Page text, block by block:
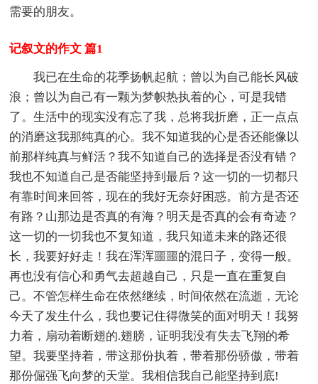
需要的朋友。
记叙文的作文 篇1
我已在生命的花季扬帆起航；曾以为自己能长风破
浪；曾以为自己有一颗为梦帜热执着的心，可是我错
了。生活中的现实没有忘了我，总将我折磨，正一点点
的消磨这我那纯真的心。我不知道我的心是否还能像以
前那样纯真与鲜活？我不知道自己的选择是否没有错？
我也不知道自己是否能坚持到最后？这一切的一切都只
有靠时间来回答，现在的我好无奈好困惑。前方是否还
有路？山那边是否真的有海？明天是否真的会有奇迹？
这一切的一切我也不复知道，我只知道未来的路还很
长，我要好好走！我在浑浑噩噩的混日子，变得一般。
再也没有信心和勇气去超越自己，只是一直在重复自
己。不管怎样生命在依然继续，时间依然在流逝，无论
今天了发生什么，我也要记住得微笑的面对明天！我努
力着，扇动着断翅的.翅膀，证明我没有失去飞翔的希
望。我要坚持着，带这那份执着，带着那份骄傲，带着
那份倔强飞向梦的天堂。我相信我自己能坚持到底!